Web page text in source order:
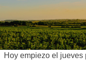
Hoy empiezo el jueves